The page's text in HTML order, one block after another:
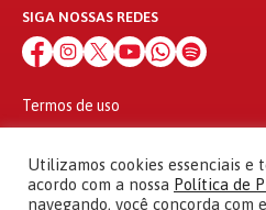
SIGA NOSSAS REDES
Termos de uso
© 2010 - 2026
Partido dos Trabalhadores Todos os
Utilizamos cookies essenciais e
acordo com a nossa Política de
navegando, você concorda com